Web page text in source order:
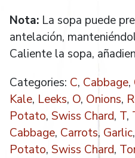
Nota: La sopa puede
antelación,
Caliente la sopa,
Categories: C, Cabbage,
Kale, Leeks, O, Onions,
Potato, Swiss Chard, T,
Cabbage, Carrots, Garlic,
Potato, Swiss Chard,